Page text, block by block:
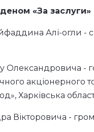
«За заслуги»
Алі-огли -
-
акціонерного
Харківська
Вікторовича -